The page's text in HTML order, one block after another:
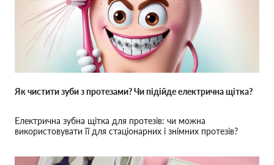
Як чистити зуби з протезами? Чи підійде електрична щітка?
Електрична зубна щітка для протезів: чи можна
використовувати її для стаціонарних і знімних протезів?